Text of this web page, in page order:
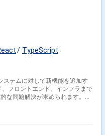
TypeScript
な問題解決が求められます。